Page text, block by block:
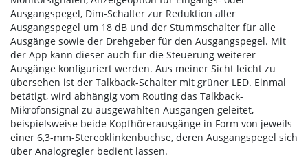
Ausgangspegel, Dim-Schalter zur Reduktion aller
Ausgangspegel um 18 dB und der Stummschalter für alle
Ausgänge sowie der Drehgeber für den Ausgangspegel. Mit
der App kann dieser auch für die Steuerung weiterer
Ausgänge konfiguriert werden. Aus meiner Sicht leicht zu
übersehen ist der Talkback-Schalter mit grüner LED. Einmal
betätigt, wird abhängig vom Routing das Talkback-
Mikrofonsignal zu ausgewählten Ausgängen geleitet,
beispielsweise beide Kopfhörerausgänge in Form von jeweils
einer 6,3-mm-Stereoklinkenbuchse, deren Ausgangspegel sich
über Analogregler bedient lassen.